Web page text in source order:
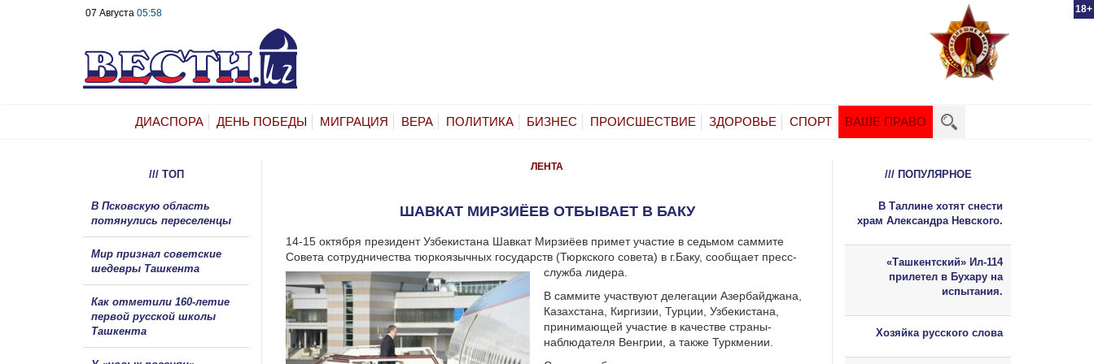
18+
07 Августа 05:58
ДИАСПОРА ДЕНЬ ПОБЕДЫ МИГРАЦИЯ ВЕРА ПОЛИТИКА БИЗНЕС ПРОИСШЕСТВИЕ ЗДОРОВЬЕ СПОРТ ВАШЕ ПРАВО
ЛЕНТА
ШАВКАТ МИРЗИЁЕВ ОТБЫВАЕТ В БАКУ
14-15 октября президент Узбекистана Шавкат Мирзиёев примет участие в седьмом саммите
Совета сотрудничества тюркоязычных государств (Тюркского совета) в г.Баку, сообщает пресс-
служба лидера.
В саммите участвуют делегации Азербайджана,
Казахстана, Киргизии, Турции, Узбекистана,
принимающей участие в качестве страны-
наблюдателя Венгрии, а также Туркмении.
/// ТОП
В Псковскую область
потянулись переселенцы
Мир признал советские
шедевры Ташкента
Как отметили 160-летие
первой русской школы
Ташкента
/// ПОПУЛЯРНОЕ
В Таллине хотят снести
храм Александра Невского.
«Ташкентский» Ил-114
прилетел в Бухару на
испытания.
Хозяйка русского слова